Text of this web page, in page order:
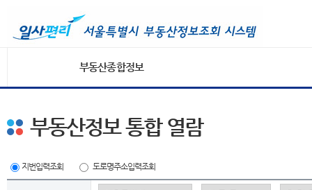
부동산종합정보
부동산정보 통합 열람
지번입력조회 도로명주소입력조회